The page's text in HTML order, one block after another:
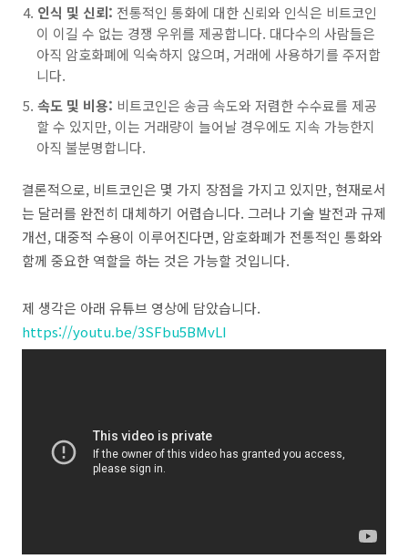
인식 및 신뢰: 전통적인 통화에 대한 신뢰와 인식은 비트코인
이 이길 수 없는 경쟁 우위를 제공합니다. 대다수의 사람들은
아직 암호화폐에 익숙하지 않으며, 거래에 사용하기를 주저합
니다.
속도 및 비용: 비트코인은 송금 속도와 저렴한 수수료를 제공
할 수 있지만, 이는 거래량이 늘어날 경우에도 지속 가능한지
아직 불분명합니다.
결론적으로, 비트코인은 몇 가지 장점을 가지고 있지만,현재로서
는 달러를 완전히 대체하기 어렵습니다. 그러나 기술 발전과규제
개선, 대중적 수용이 이루어진다면, 암호화폐가 전통적인 통화와
함께 중요한 역할을 하는 것은 가능할 것입니다.
제 생각은 아래 유튜브 영상에 담았습니다.
https://youtu.be/3SFbu5BMvLI